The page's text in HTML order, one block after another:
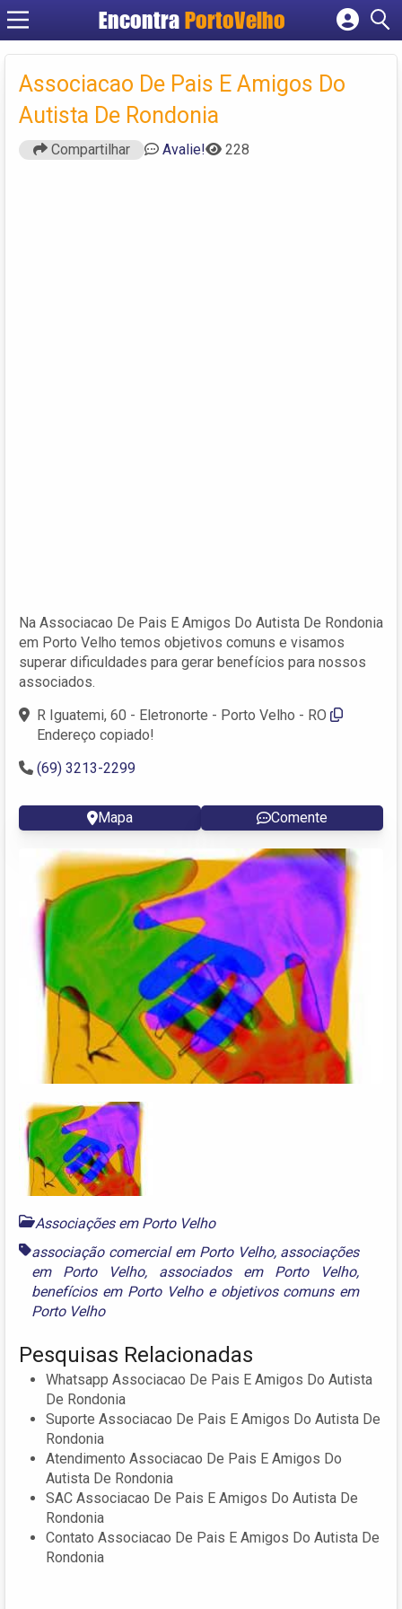
EncontraPortoVelho
Cadastrar empresa
Criar conta
Associacao De Pais E Amigos Do
Autista De Rondonia
Compartilhar Avalie! 228
Na Associacao De Pais E Amigos Do Autista De Rondonia
em Porto Velho temos objetivos comuns e visamos
superar dificuldades para gerar benefícios para nossos
associados.
R Iguatemi, 60 - Eletronorte - Porto Velho - RO
Endereço copiado!
(69) 3213-2299
Mapa Comente
Associações em Porto Velho
associação comercial em Porto Velho, associações
em Porto Velho, associados em Porto Velho,
benefícios em Porto Velhoe objetivos comuns em
Porto Velho
Pesquisas Relacionadas
Whatsapp Associacao De Pais E Amigos Do Autista
De Rondonia
Suporte Associacao De Pais E Amigos Do Autista De
Rondonia
Atendimento Associacao De Pais E Amigos Do
Autista De Rondonia
SAC Associacao De Pais E Amigos Do Autista De
Rondonia
Contato Associacao De Pais E Amigos Do Autista De
Rondonia